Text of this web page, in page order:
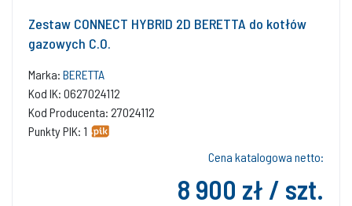
Zestaw CONNECT HYBRID 2D BERETTA do kotłów
gazowych C.O.
Marka: BERETTA
Kod IK: 0627024112
Kod Producenta: 27024112
Punkty PIK: 1
Cena katalogowa netto:
8 900 zł / szt.